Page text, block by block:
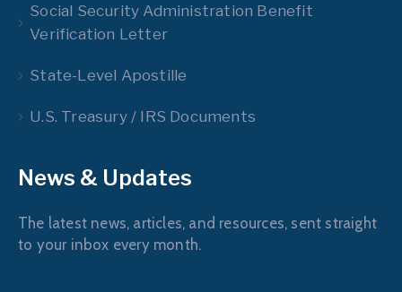
Social Security Administration Benefit
Verification Letter
State-Level Apostille
U.S. Treasury / IRS Documents
News & Updates
The latest news, articles, and resources, sent straight
to your inbox every month.